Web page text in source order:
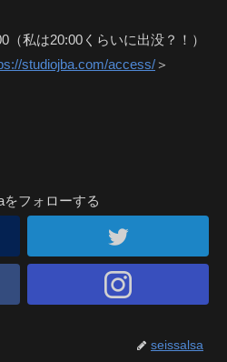
私は20:00くらいに出没？！）
studiojba.com/access/＞
をフォローする
seissalsa